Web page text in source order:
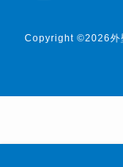
Copyright ©2026外